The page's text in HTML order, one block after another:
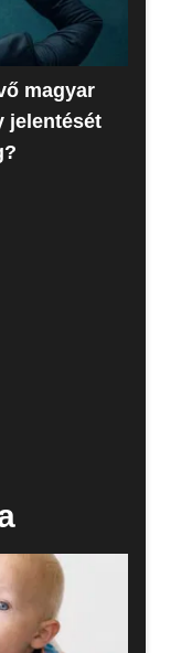
magyar
jelentését